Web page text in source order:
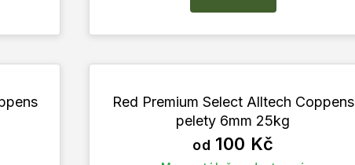
Red Premium Select Alltech Coppens
pelety 6mm 25kg
od 100 Kč